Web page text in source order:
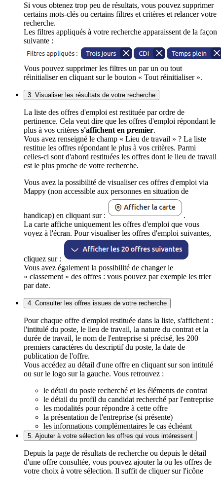
Si vous obtenez trop peu de résultats, vous pouvez supprimer
certains mots-clés ou certains filtres et critères et relancer votre
recherche.
Les filtres appliqués à votre recherche apparaissent de la façon
suivante :
Vous pouvez supprimer les filtres un par un ou tout
réinitialiser en cliquant sur le bouton « Tout réinitialiser ».
3. Visualiser les résultats de votre recherche
La liste des offres d'emploi est restituée par ordre de
pertinence. Cela veut dire que les offres d'emploi répondant le
plus à vos critères s'affichent en premier.
Vous avez renseigné le champ « Lieu de travail » ? La liste
restitue les offres répondant le plus à vos critères. Parmi
celles-ci sont d'abord restituées les offres dont le lieu de travail
est le plus proche de votre recherche.
Vous avez la possibilité de visualiser ces offres d'emploi via
Mappy (non accessible aux personnes en situation de
handicap) en cliquant sur :
.
La carte affiche uniquement les offres d'emploi que vous
voyez à l'écran. Pour visualiser les offres d'emploi suivantes,
cliquez sur :
Vous avez également la possibilité de changer le
« classement » des offres : vous pouvez par exemple les trier
par date.
4. Consulter les offres issues de votre recherche
Pour chaque offre d'emploi restituée dans la liste, s'affichent :
l'intitulé du poste, le lieu de travail, la nature du contrat et la
durée de travail, le nom de l'entreprise si précisé, les 200
premiers caractères du descriptif du poste, la date de
publication de l'offre.
Vous accédez au détail d'une offre en cliquant sur son intitulé
ou sur le logo sur la gauche. Vous retrouvez :
le détail du poste recherché et les éléments de contrat
le détail du profil du candidat recherché par l'entreprise
les modalités pour répondre à cette offre
la présentation de l'entreprise (si présente)
les informations complémentaires le cas échéant
5. Ajouter à votre sélection les offres qui vous intéressent
Depuis la page de résultats de recherche ou depuis le détail
d'une offre consultée, vous pouvez ajouter la ou les offres de
votre choix à votre sélection. Il suffit de cliquer sur l'icône